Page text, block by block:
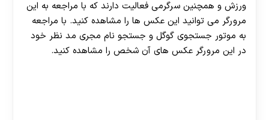
ورزش و همچنین سرگرمی فعالیت دارند که با مراجعه به این
مرورگر می توانید این عکس ها را مشاهده کنید. با مراجعه
به موتور جستجوی گوگل و جستجو نام مجری مد نظر خود
در این مرورگر عکس های آن شخص را مشاهده کنید.